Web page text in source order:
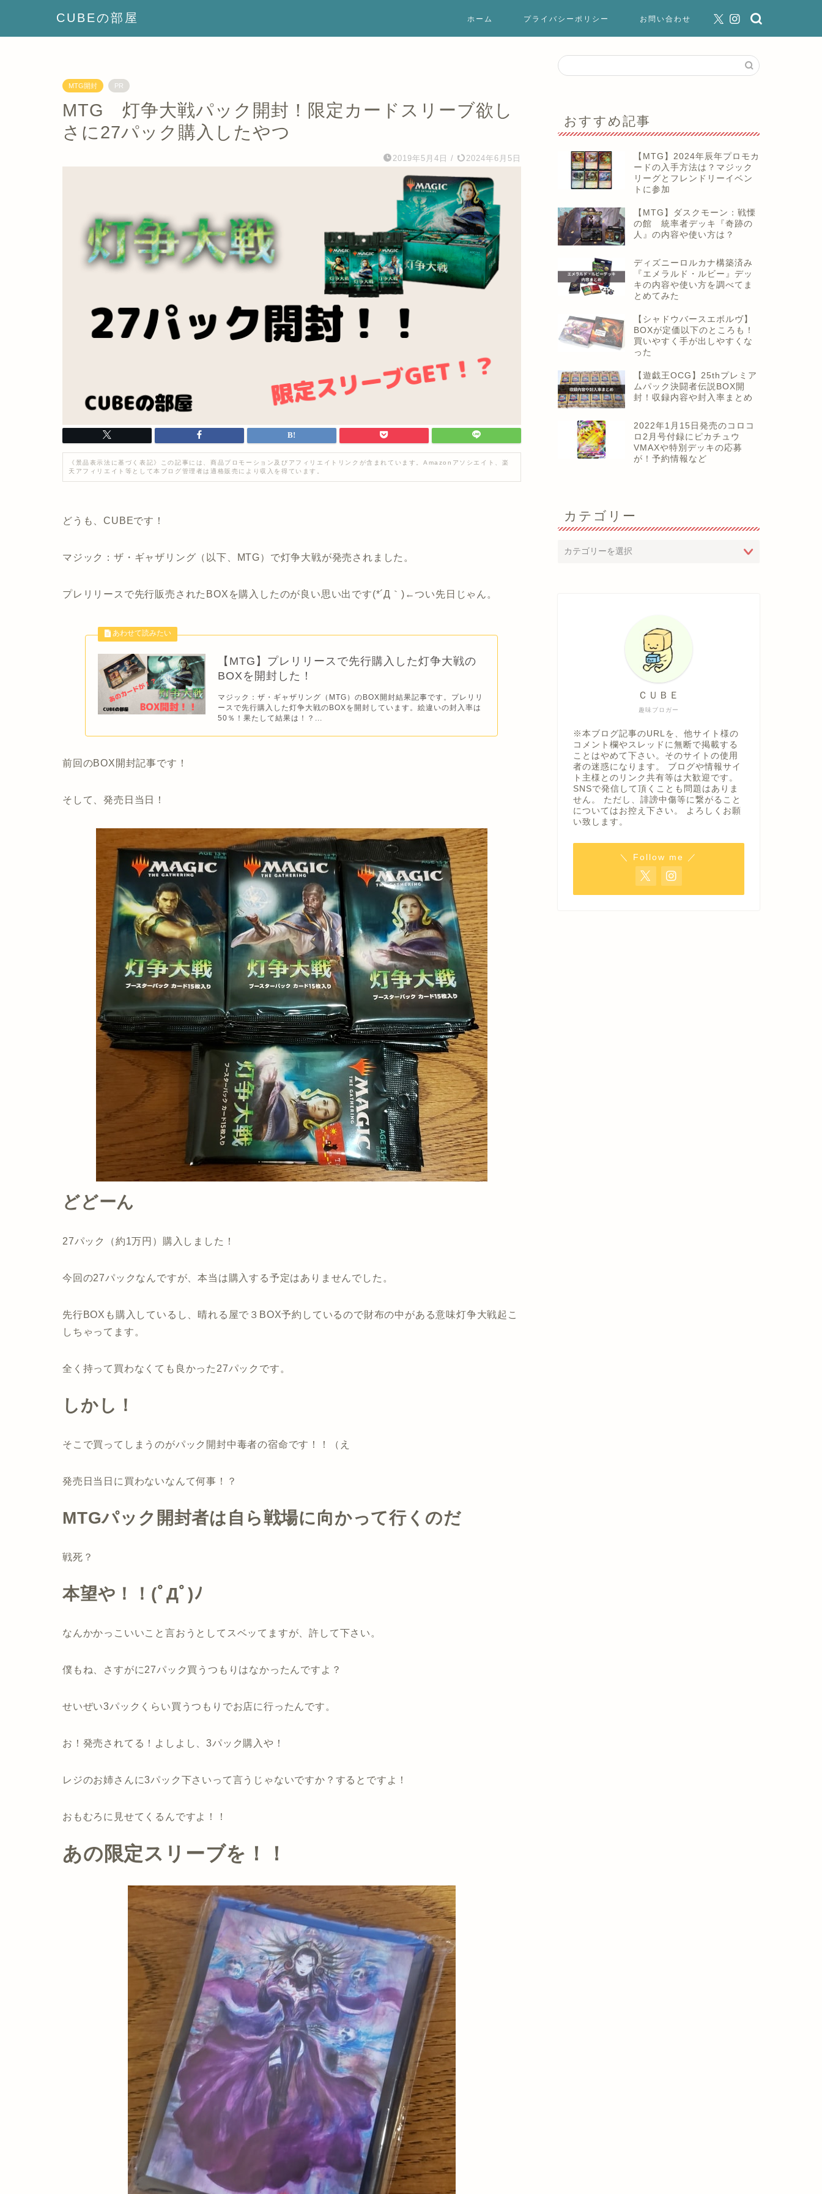
CUBEの部屋 ホーム プライバシーポリシー お問い合わせ
MTG開封 PR
MTG 灯争大戦パック開封！限定カードスリーブ欲し
さに27パック購入したやつ
2019年5月4日 / 2024年6月5日
《景品表示法に基づく表記》この記事には、商品プロモーション及びアフィリエイトリンクが含まれています。Amazonアソシエイト、楽
天アフィリエイト等として本ブログ管理者は適格販売により収入を得ています。
どうも、CUBEです！
マジック：ザ・ギャザリング（以下、MTG）で灯争大戦が発売されました。
プレリリースで先行販売されたBOXを購入したのが良い思い出です(*´Д｀)←つい先日じゃん。
【MTG】プレリリースで先行購入した灯争大戦の
BOXを開封した！
マジック：ザ・ギャザリング（MTG）のBOX開封結果記事です。プレリリ
ースで先行購入した灯争大戦のBOXを開封しています。絵違いの封入率は
50％！果たして結果は！？...
前回のBOX開封記事です！
そして、発売日当日！
どどーん
27パック（約1万円）購入しました！
今回の27パックなんですが、本当は購入する予定はありませんでした。
先行BOXも購入しているし、晴れる屋で３BOX予約しているので財布の中がある意味灯争大戦起こ
しちゃってます。
全く持って買わなくても良かった27パックです。
しかし！
そこで買ってしまうのがパック開封中毒者の宿命です！！（え
発売日当日に買わないなんて何事！？
MTGパック開封者は自ら戦場に向かって行くのだ
戦死？
本望や！！(ﾟДﾟ)ﾉ
なんかかっこいいこと言おうとしてスベッてますが、許して下さい。
僕もね、さすがに27パック買うつもりはなかったんですよ？
せいぜい3パックくらい買うつもりでお店に行ったんです。
お！発売されてる！よしよし、3パック購入や！
レジのお姉さんに3パック下さいって言うじゃないですか？するとですよ！
おもむろに見せてくるんですよ！！
あの限定スリーブを！！
おすすめ記事
【MTG】2024年辰年プロモカ
ードの入手方法は？マジック
リーグとフレンドリーイベン
トに参加
【MTG】ダスクモーン：戦慄
の館 統率者デッキ『奇跡の
人』の内容や使い方は？
ディズニーロルカナ構築済み
『エメラルド・ルビー』デッ
キの内容や使い方を調べてま
とめてみた
【シャドウバースエボルヴ】
BOXが定価以下のところも！
買いやすく手が出しやすくな
った
【遊戯王OCG】25thプレミア
ムパック決闘者伝説BOX開
封！収録内容や封入率まとめ
2022年1月15日発売のコロコ
ロ2月号付録にピカチュウ
VMAXや特別デッキの応募
が！予約情報など
カテゴリー
趣味ブロガー
ＣＵＢＥ
※本ブログ記事のURLを、他サイト様の
コメント欄やスレッドに無断で掲載する
ことはやめて下さい。そのサイトの使用
者の迷惑になります。 ブログや情報サイ
ト主様とのリンク共有等は大歓迎です。
SNSで発信して頂くことも問題はありま
せん。 ただし、誹謗中傷等に繋がること
についてはお控え下さい。 よろしくお願
い致します。
＼ Follow me ／